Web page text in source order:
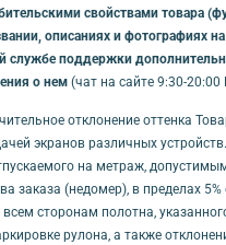
свойствами товара
описаниях и фотографиях
службе поддержки
о нем (чат на сайте 9:30-20:00
отклонение оттенка
экранов различных
на метраж,
заказа (недомер), в пределах 5%
сторонам полотна,
рулона, а также